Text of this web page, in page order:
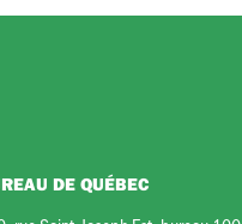
DE QUÉBEC